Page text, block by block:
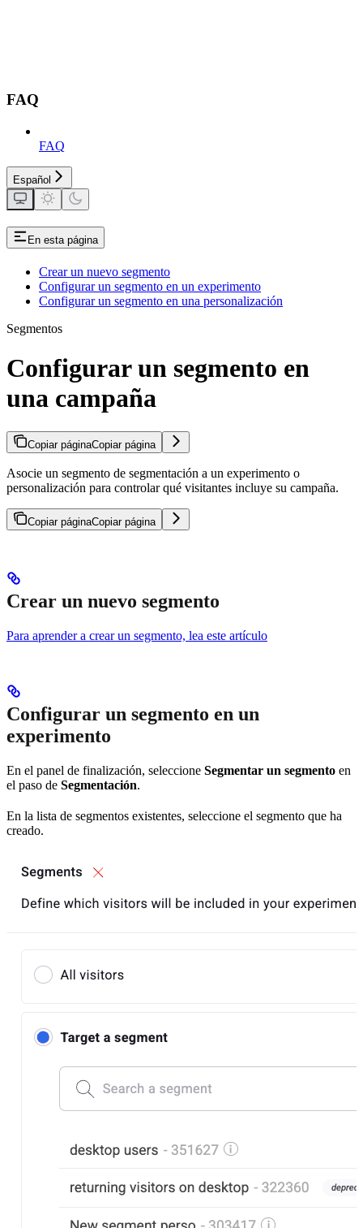
FAQ
FAQ
Español
En esta página
Crear un nuevo segmento
Configurar un segmento en un experimento
Configurar un segmento en una personalización
Segmentos
Configurar un segmento en
una campaña
Copiar páginaCopiar página
Asocie un segmento de segmentación a un experimento o
personalización para controlar qué visitantes incluye su campaña.
Copiar páginaCopiar página
Crear un nuevo segmento
Para aprender a crear un segmento, lea este artículo
Configurar un segmento en un
experimento
En el panel de finalización, seleccione Segmentar un segmento en
el paso de Segmentación.
En la lista de segmentos existentes, seleccione el segmento que ha
creado.